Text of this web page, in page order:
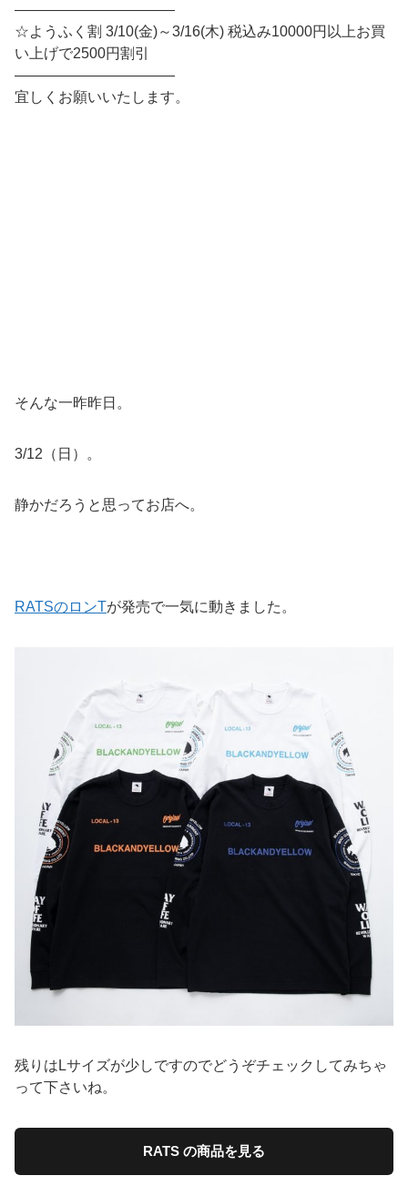
———————————
☆ようふく割 3/10(金)～3/16(木) 税込み10000円以上お買
い上げで2500円割引
———————————
宜しくお願いいたします。
そんな一昨昨日。
3/12（日）。
静かだろうと思ってお店へ。
RATSのロンTが発売で一気に動きました。
残りはLサイズが少しですのでどうぞチェックしてみちゃ
って下さいね。
RATS の商品を見る